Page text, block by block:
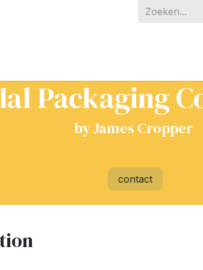
Packaging
by James Cropper
contact